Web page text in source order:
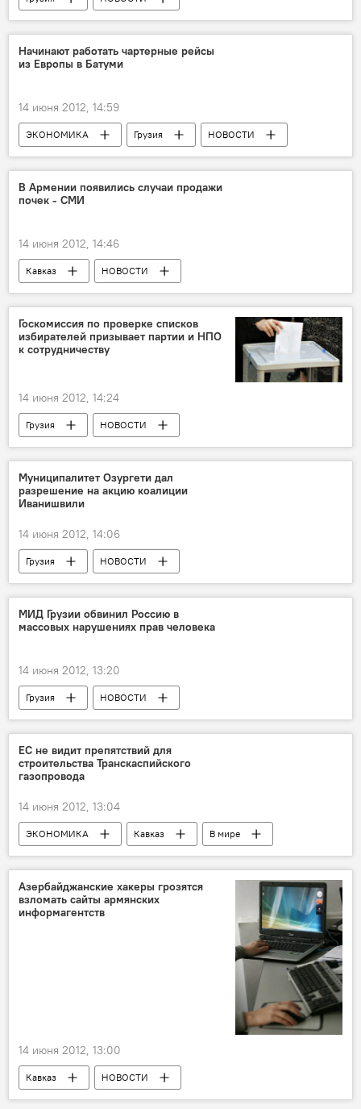
Начинают работать чартерные рейсы
из Европы в Батуми
14 июня 2012, 14:59
ЭКОНОМИКА Грузия
НОВОСТИ
Туристический сезон в Грузии - 2012
В Армении появились случаи продажи
почек - СМИ
14 июня 2012, 14:46
Кавказ НОВОСТИ
Госкомиссия по проверке списков
избирателей призывает партии и НПО
к сотрудничеству
14 июня 2012, 14:24
Грузия НОВОСТИ
Муниципалитет Озургети дал
разрешение на акцию коалиции
Иванишвили
14 июня 2012, 14:06
Грузия
НОВОСТИ
"Грузинская мечта" ведет избирательную кампанию в регионах
МИД Грузии обвинил Россию в
массовых нарушениях прав человека
14 июня 2012, 13:20
Грузия НОВОСТИ
ЕС не видит препятствий для
строительства Транскаспийского
газопровода
14 июня 2012, 13:04
ЭКОНОМИКА Кавказ
В мире
НОВОСТИ
Азербайджанские хакеры грозятся
взломать сайты армянских
информагентств
14 июня 2012, 13:00
Кавказ НОВОСТИ